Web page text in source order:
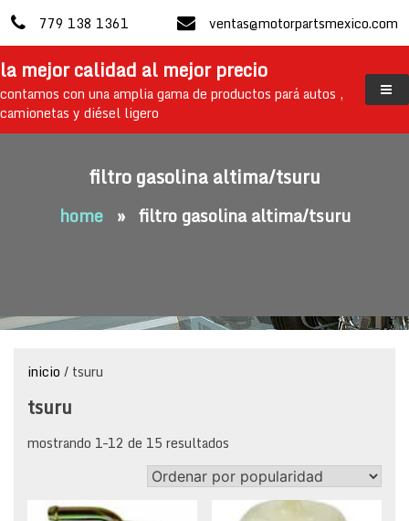
to
content
779 138 1361 ventas@motorpartsmexico.com
la mejor calidad al mejor precio
contamos con una amplia gama de productos pará autos ,
camionetas y diésel ligero
filtro gasolina altima/tsuru
home» filtro gasolina altima/tsuru
inicio / tsuru
tsuru
mostrando 1–12 de 15 resultados
by
popularity